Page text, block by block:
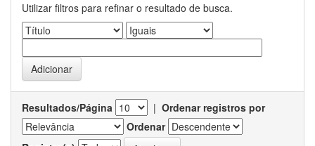
Utilizar filtros para refinar o resultado de busca.
Resultados/Página | Ordenar registros por
Ordenar